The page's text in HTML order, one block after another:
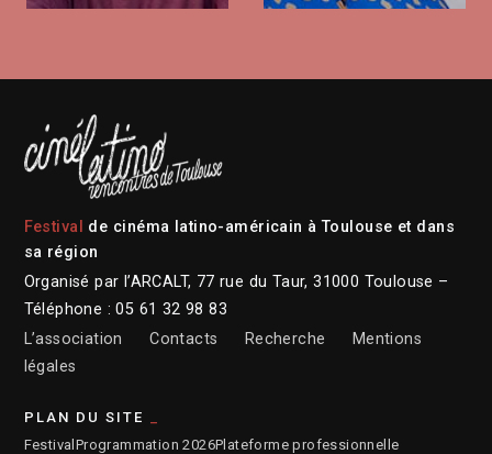
Festival
de cinéma latino-américain à Toulouse et dans
sa région
Organisé par l’ARCALT, 77 rue du Taur, 31000 Toulouse –
Téléphone : 05 61 32 98 83
L’association
Contacts Recherche
Mentions
légales
PLAN DU SITE
Festival Programmation 2026Plateforme professionnelle